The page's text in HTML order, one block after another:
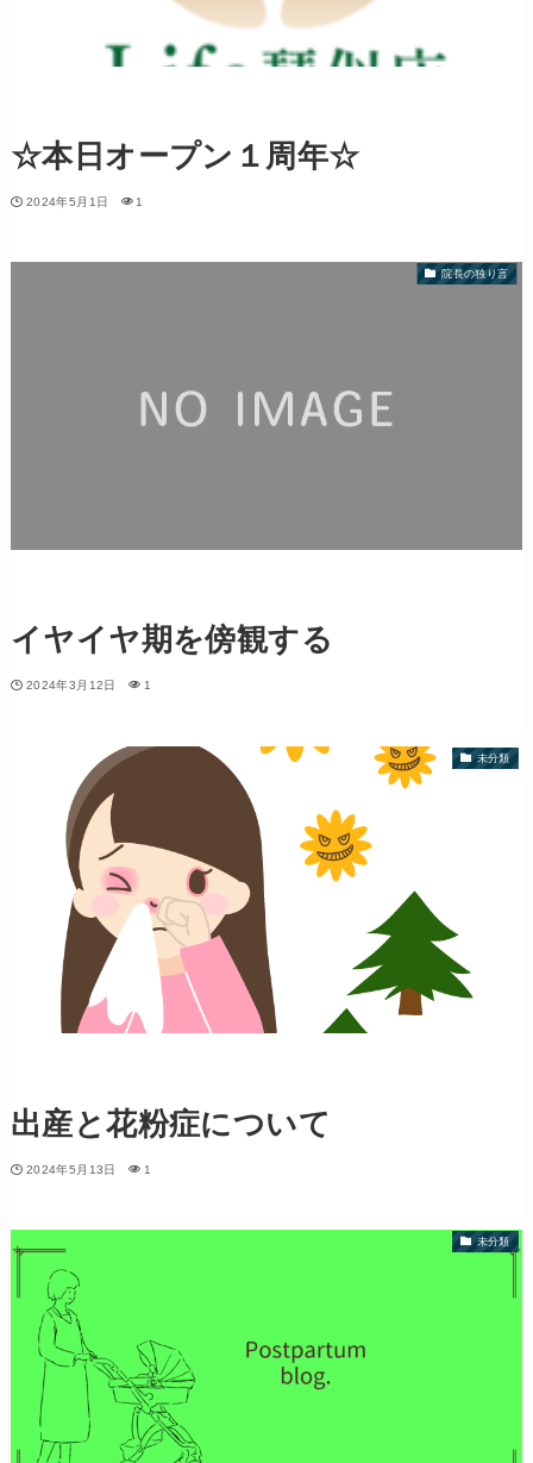
☆本日オープン１周年☆
2024年5月1日 1
院長の独り言
イヤイヤ期を傍観する
2024年3月12日 1
未分類
出産と花粉症について
2024年5月13日 1
未分類